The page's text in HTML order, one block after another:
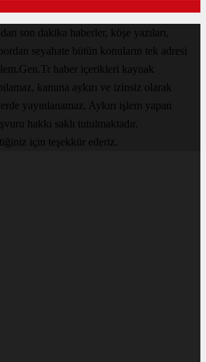
son dakika haberler, köşe yazıları,
seyahate bütün konuların tek adresi
haber içerikleri kaynak
kanuna aykırı ve izinsiz olarak
yayınlanamaz. Aykırı işlem yapan
hakkı saklı tutulmaktadır.
için teşekkür ederiz.